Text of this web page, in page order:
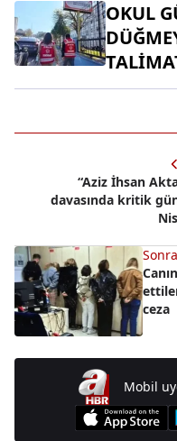
OKUL
“Aziz İhsan
davasında kritik
ceza
Mobil